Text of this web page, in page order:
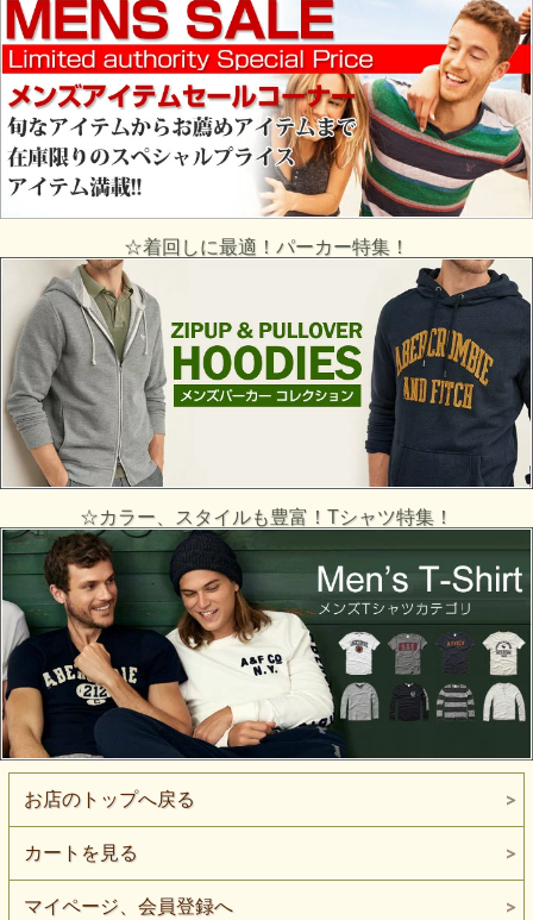
☆着回しに最適！パーカー特集！
☆カラー、スタイルも豊富！Tシャツ特集！
お店のトップへ戻る
カートを見る
マイページ、会員登録へ